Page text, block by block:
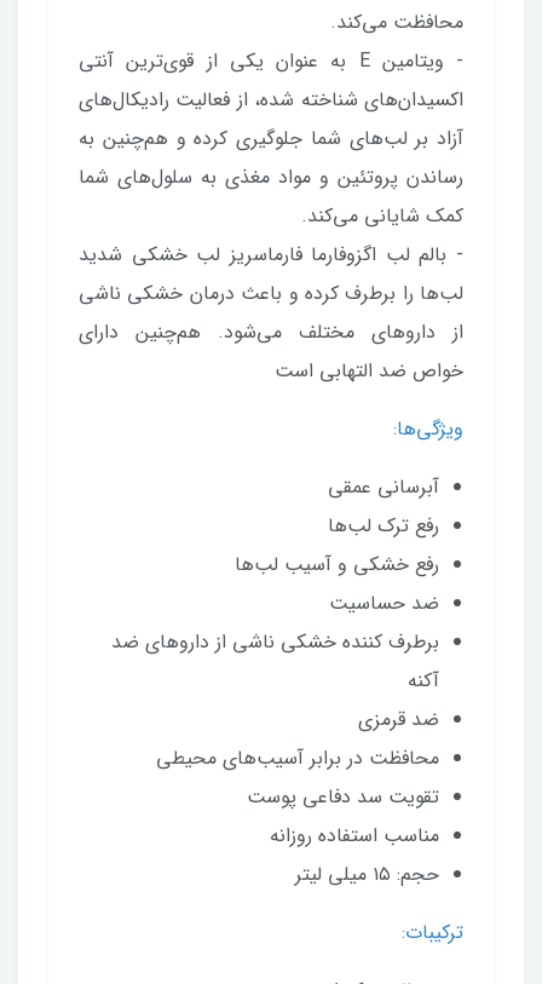
محافظت می‌کند.
- ویتامین E به عنوان یکی از قوی‌ترین آنتی
اکسیدان‌های شناخته شده، از فعالیت رادیکال‌های
آزاد بر لب‌های شما جلوگیری کرده و هم‌چنین به
رساندن پروتئین و مواد مغذی به سلول‌های شما
کمک شایانی می‌کند.
- بالم لب اگزوفارما فارماسریز لب خشکی شدید
لب‌ها را برطرف کرده و باعث درمان خشکی ناشی
از داروهای مختلف می‌شود. هم‌چنین دارای
خواص ضد التهابی است
ویژگی‌ها:
آبرسانی عمقی
رفع ترک لب‌ها
رفع خشکی و آسیب لب‌ها
ضد حساسیت
برطرف کننده خشکی ناشی از داروهای ضد
آکنه
ضد قرمزی
محافظت در برابر آسیب‌های محیطی
تقویت سد دفاعی پوست
مناسب استفاده روزانه
حجم: ۱۵ میلی لیتر
ترکیبات: